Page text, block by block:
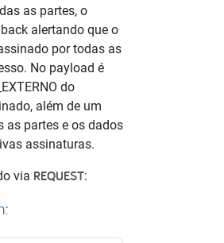
as partes, o
alertando que o
por todas as
No payload é
do
além de um
as partes e os dados
assinaturas.
via REQUEST: